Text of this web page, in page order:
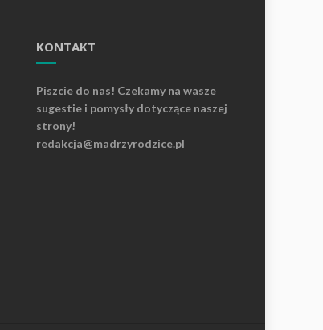
KONTAKT
Piszcie do nas! Czekamy na wasze
sugestie i pomysły dotyczące naszej
strony!
redakcja@madrzyrodzice.pl